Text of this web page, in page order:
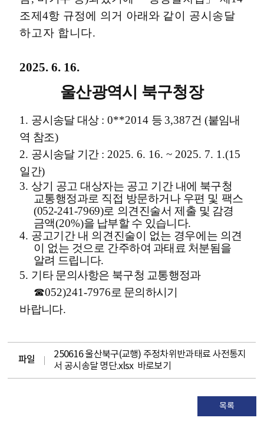
조제 4항 규정에 의거 아래와 같이 공시송달
하고자 합니다.
2025. 6. 16.
울산광역시 북구청장
1. 공시송달 대상 : 0**2014 등 3,387건 (붙임내
역 참조)
2. 공시송달 기간 : 2025. 6. 16. ~ 2025. 7. 1.(15
일간)
3. 상기 공고 대상자는 공고 기간 내에 북구청
교통행정과로 직접 방문하거나 우편 및 팩스
(052-241-7969)로 의견진술서 제출 및 감경
금액(20%)을 납부할 수 있습니다.
4. 공고기간 내 의견진술이 없는 경우에는 의견
이 없는 것으로 간주하여 과태료 처분됨을
알려 드립니다.
5. 기타 문의사항은 북구청 교통행정과
☎052)241-7976로 문의하시기
바랍니다.
파일
250616 울산북구(교행) 주정차위반과태료 사전통지
서 공시송달 명단.xlsx 바로보기
목록